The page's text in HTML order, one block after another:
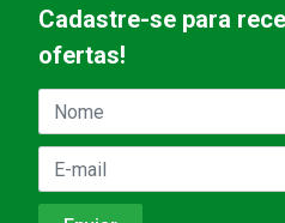
Cadastre-se para
ofertas!